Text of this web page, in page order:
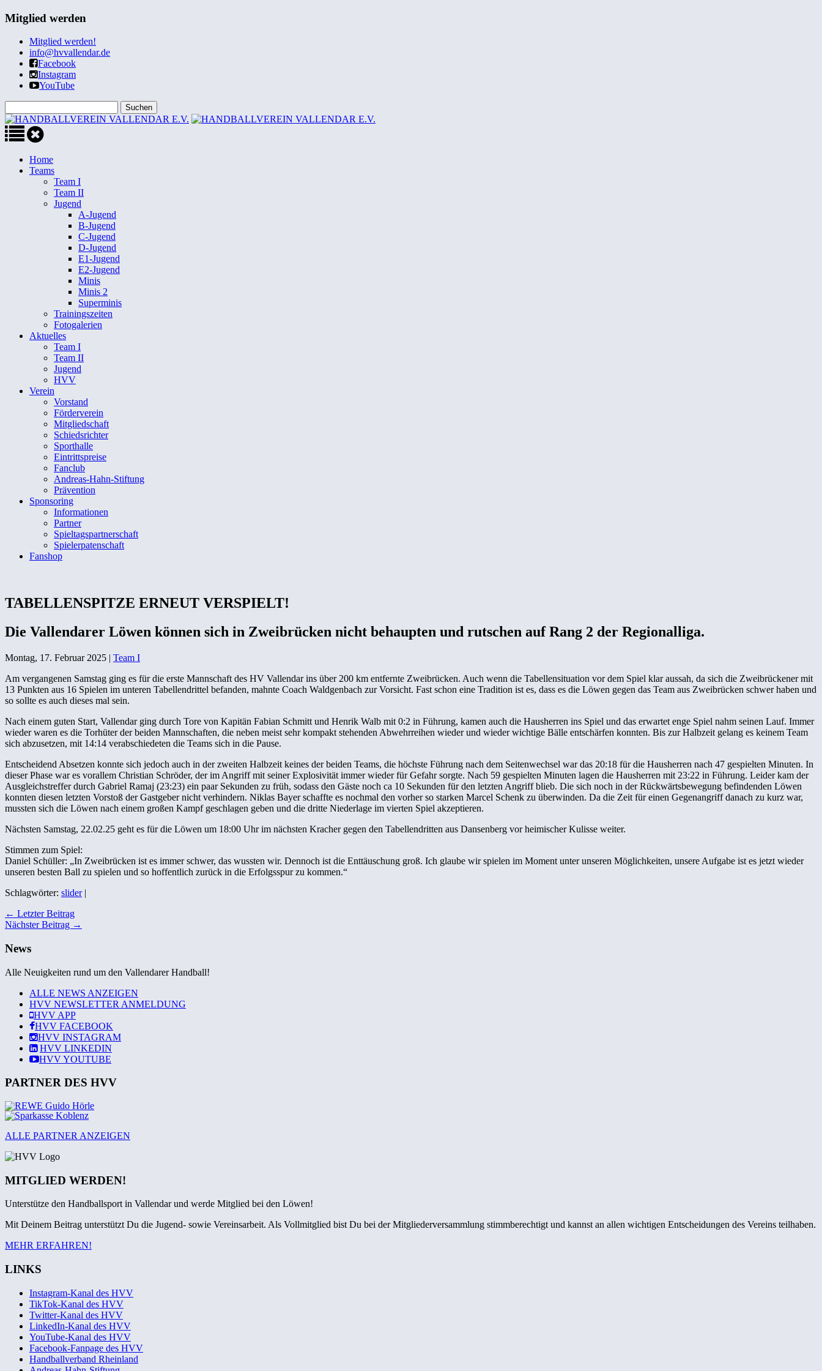
Mitglied werden
Mitglied werden!
info@hvvallendar.de
Facebook
Instagram
YouTube
Home
Teams
Team I
Team II
Jugend
A-Jugend
B-Jugend
C-Jugend
D-Jugend
E1-Jugend
E2-Jugend
Minis
Minis 2
Superminis
Trainingszeiten
Fotogalerien
Aktuelles
Team I
Team II
Jugend
HVV
Verein
Vorstand
Förderverein
Mitgliedschaft
Schiedsrichter
Sporthalle
Eintrittspreise
Fanclub
Andreas-Hahn-Stiftung
Prävention
Sponsoring
Informationen
Partner
Spieltagspartnerschaft
Spielerpatenschaft
Fanshop
TABELLENSPITZE ERNEUT VERSPIELT!
Die Vallendarer Löwen können sich in Zweibrücken nicht behaupten und rutschen auf Rang 2 der Regionalliga.
Montag, 17. Februar 2025 | Team I
Am vergangenen Samstag ging es für die erste Mannschaft des HV Vallendar ins über 200 km entfernte Zweibrücken. Auch wenn die Tabellensituation vor dem Spiel klar aussah, da sich die Zweibrückener mit
13 Punkten aus 16 Spielen im unteren Tabellendrittel befanden, mahnte Coach Waldgenbach zur Vorsicht. Fast schon eine Tradition ist es, dass es die Löwen gegen das Team aus Zweibrücken schwer haben und
so sollte es auch dieses mal sein.
Nach einem guten Start, Vallendar ging durch Tore von Kapitän Fabian Schmitt und Henrik Walb mit 0:2 in Führung, kamen auch die Hausherren ins Spiel und das erwartet enge Spiel nahm seinen Lauf. Immer
wieder waren es die Torhüter der beiden Mannschaften, die neben meist sehr kompakt stehenden Abwehrreihen wieder und wieder wichtige Bälle entschärfen konnten. Bis zur Halbzeit gelang es keinem Team
sich abzusetzen, mit 14:14 verabschiedeten die Teams sich in die Pause.
Entscheidend Absetzen konnte sich jedoch auch in der zweiten Halbzeit keines der beiden Teams, die höchste Führung nach dem Seitenwechsel war das 20:18 für die Hausherren nach 47 gespielten Minuten. In
dieser Phase war es vorallem Christian Schröder, der im Angriff mit seiner Explosivität immer wieder für Gefahr sorgte. Nach 59 gespielten Minuten lagen die Hausherren mit 23:22 in Führung. Leider kam der
Ausgleichstreffer durch Gabriel Ramaj (23:23) ein paar Sekunden zu früh, sodass den Gäste noch ca 10 Sekunden für den letzten Angriff blieb. Die sich noch in der Rückwärtsbewegung befindenden Löwen
konnten diesen letzten Vorstoß der Gastgeber nicht verhindern. Niklas Bayer schaffte es nochmal den vorher so starken Marcel Schenk zu überwinden. Da die Zeit für einen Gegenangriff danach zu kurz war,
mussten sich die Löwen nach einem großen Kampf geschlagen geben und die dritte Niederlage im vierten Spiel akzeptieren.
Nächsten Samstag, 22.02.25 geht es für die Löwen um 18:00 Uhr im nächsten Kracher gegen den Tabellendritten aus Dansenberg vor heimischer Kulisse weiter.
Stimmen zum Spiel:
Daniel Schüller: „In Zweibrücken ist es immer schwer, das wussten wir. Dennoch ist die Enttäuschung groß. Ich glaube wir spielen im Moment unter unseren Möglichkeiten, unsere Aufgabe ist es jetzt wieder
unseren besten Ball zu spielen und so hoffentlich zurück in die Erfolgsspur zu kommen.“
Schlagwörter: slider|
← Letzter Beitrag
Nächster Beitrag →
News
Alle Neuigkeiten rund um den Vallendarer Handball!
ALLE NEWS ANZEIGEN
HVV NEWSLETTER ANMELDUNG
HVV APP
HVV FACEBOOK
HVV INSTAGRAM
HVV LINKEDIN
HVVYOUTUBE
PARTNER DES HVV
ALLE PARTNER ANZEIGEN
MITGLIED WERDEN!
Unterstütze den Handballsport in Vallendar und werde Mitglied bei den Löwen!
Mit Deinem Beitrag unterstützt Du die Jugend- sowie Vereinsarbeit. Als Vollmitglied bist Du bei der Mitgliederversammlung stimmberechtigt und kannst an allen wichtigen Entscheidungen des Vereins teilhaben.
MEHR ERFAHREN!
LINKS
Instagram-Kanal des HVV
TikTok-Kanal des HVV
Twitter-Kanal des HVV
LinkedIn-Kanal des HVV
YouTube-Kanal des HVV
Facebook-Fanpage des HVV
Handballverband Rheinland